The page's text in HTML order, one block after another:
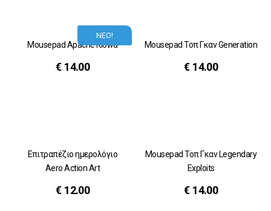
ΝΕΟ!
Mousepad Apache Kiowa
€ 14.00
Mousepad Τοπ Γκαν Generation
€ 14.00
Επιτραπέζιο ημερολόγιο
Aero Action Art
€ 12.00
Mousepad Τοπ Γκαν Legendary
Exploits
€ 14.00